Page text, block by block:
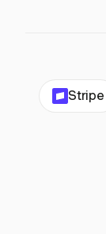
Stripe